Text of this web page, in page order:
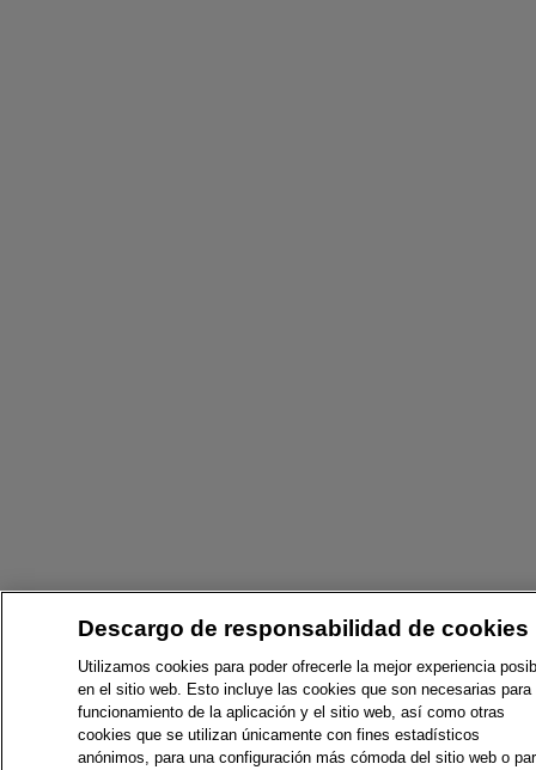
Descargo de responsabilidad de cookies
Utilizamos cookies para poder ofrecerle la mejor experiencia
en el sitio web. Esto incluye las cookies que son necesarias para
funcionamiento de la aplicación y el sitio web, así como otras
cookies que se utilizan únicamente con fines estadísticos
anónimos, para una configuración más cómoda del sitio web o